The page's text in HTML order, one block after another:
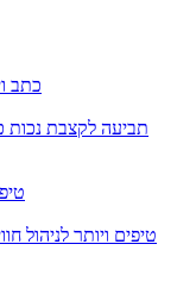
כתב
תביעה לקצבת נכות
7